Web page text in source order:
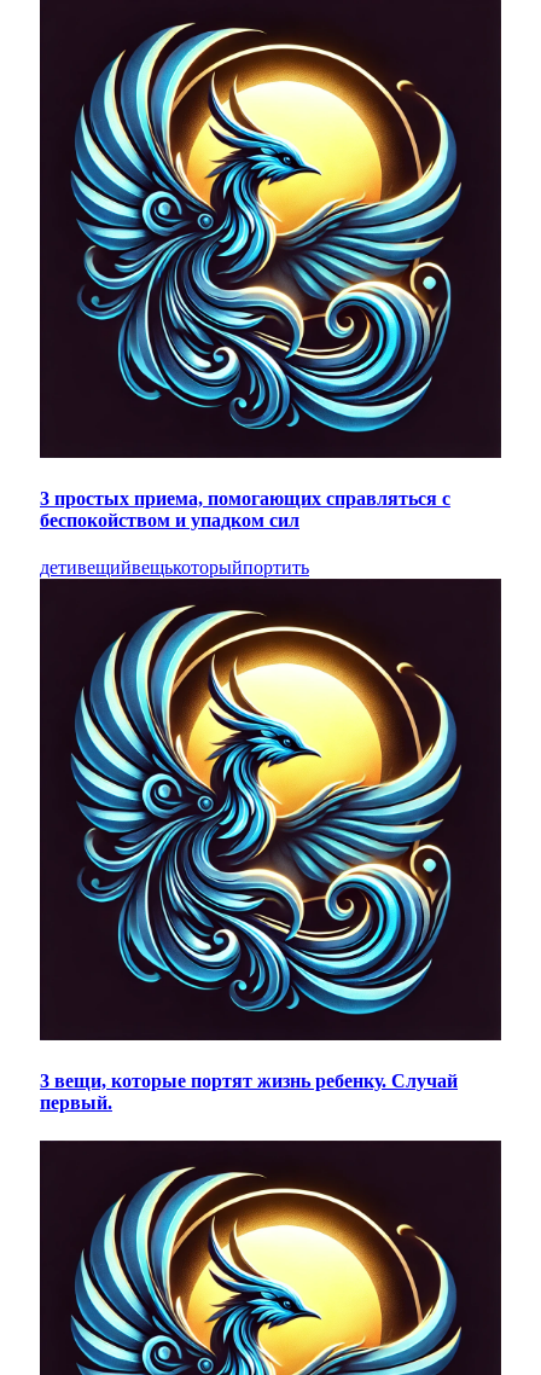
3 простых приема, помогающих справляться с
беспокойством и упадком сил
детивещийвещькоторыйпортить
3 вещи, которые портят жизнь ребенку. Случай
первый.